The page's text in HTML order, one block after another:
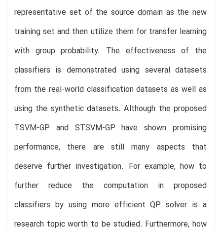
representative set of the source domain as the new
training set and then utilize them for transfer learning
with group probability. The effectiveness of the
classifiers is demonstrated using several datasets
from the real-world classification datasets as well as
using the synthetic datasets. Although the proposed
TSVM-GP and STSVM-GP have shown promising
performance, there are still many aspects that
deserve further investigation. For example, how to
further reduce the computation in proposed
classifiers by using more efficient QP solver is a
research topic worth to be studied. Furthermore, how